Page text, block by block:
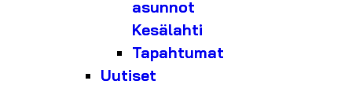
asunnot
Kesälahti
Tapahtumat
Uutiset